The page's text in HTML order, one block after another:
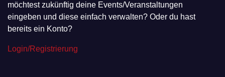
Du bist Künstler, Locationbetreiber oder Veranstalter? Du
möchtest zukünftig deine Events/Veranstaltungen
bereits ein Konto?